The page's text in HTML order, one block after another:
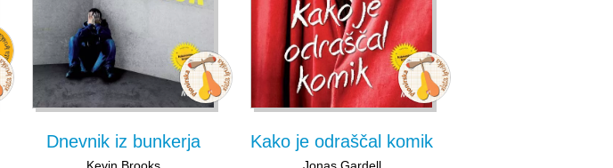
Dnevnik iz bunkerja Kako je odraščal komik